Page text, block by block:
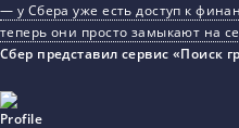
— у Сбера уже есть доступ к
теперь они просто замыкают на
Сбер представил сервис «Поиск